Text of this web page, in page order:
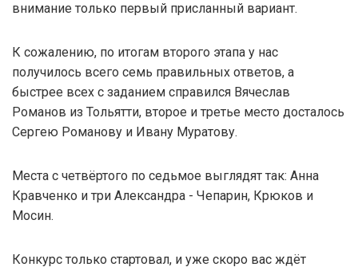
внимание только первый присланный вариант.
К сожалению, по итогам второго этапа у нас
получилось всего семь правильных ответов, а
быстрее всех с заданием справился Вячеслав
Романов из Тольятти, второе и третье место досталось
Сергею Романову и Ивану Муратову.
Места с четвёртого по седьмое выглядят так: Анна
Кравченко и три Александра - Чепарин, Крюков и
Мосин.
Конкурс только стартовал, и уже скоро вас ждёт